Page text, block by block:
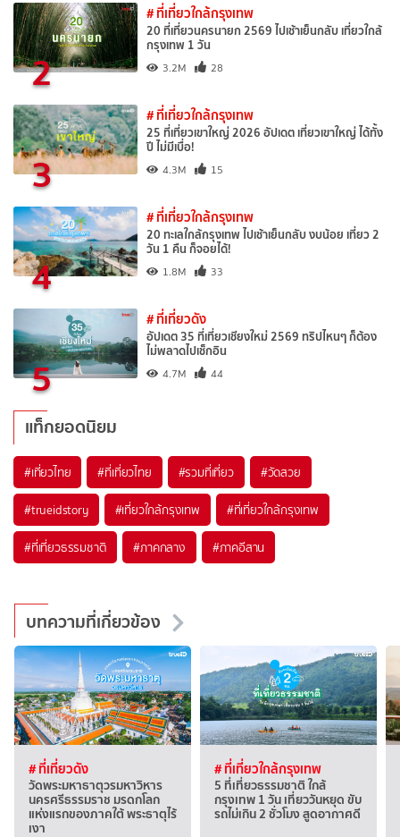
2
# ที่เที่ยวใกล้กรุงเทพ
20 ที่เที่ยวนครนายก 2569 ไปเช้าเย็นกลับ เที่ยวใกล้
กรุงเทพ 1 วัน
3.2M 28
3
# ที่เที่ยวใกล้กรุงเทพ
25 ที่เที่ยวเขาใหญ่ 2026 อัปเดต เที่ยวเขาใหญ่ ได้ทั้ง
ปี ไม่มีเบื่อ!
4.3M 15
4
# ที่เที่ยวใกล้กรุงเทพ
20 ทะเลใกล้กรุงเทพ ไปเช้าเย็นกลับ งบน้อย เที่ยว 2
วัน 1 คืน ก็จอยได้!
1.8M 33
5
# ที่เที่ยวดัง
อัปเดต 35 ที่เที่ยวเชียงใหม่ 2569 ทริปไหนๆ ก็ต้อง
ไม่พลาดไปเช็กอิน
4.7M 44
แท็กยอดนิยม
#เที่ยวไทย #ที่เที่ยวไทย #รวมที่เที่ยว #วัดสวย
#trueidstory #เที่ยวใกล้กรุงเทพ #ที่เที่ยวใกล้กรุงเทพ
#ที่เที่ยวธรรมชาติ #ภาคกลาง #ภาคอีสาน
บทความที่เกี่ยวข้อง
# ที่เที่ยวดัง
วัดพระมหาธาตุวรมหาวิหาร
นครศรีธรรมราช มรดกโลก
แห่งแรกของภาคใต้ พระธาตุไร้
เงา
# ที่เที่ยวใกล้กรุงเทพ
5 ที่เที่ยวธรรมชาติ ใกล้
กรุงเทพ 1 วัน เที่ยววันหยุด ขับ
รถไม่เกิน 2 ชั่วโมง สูดอากาศดี